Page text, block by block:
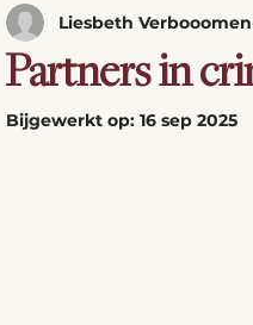
Partners in
Liesbeth Verbooomen
Bijgewerkt op: 16 sep 2025